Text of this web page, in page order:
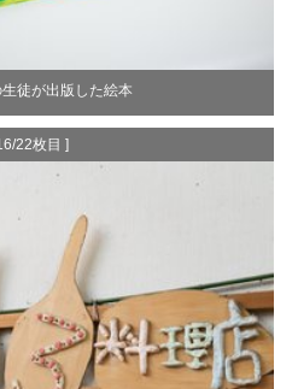
徒が出版した絵本
22枚目 ]